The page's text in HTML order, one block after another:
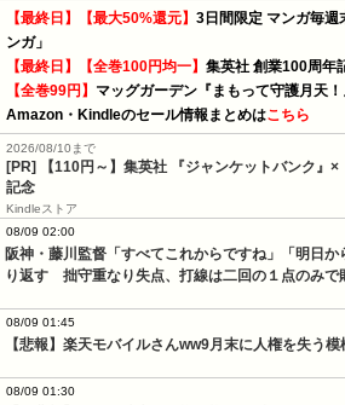
【最終日】【最大50%還元】 3日間限定 マンガ毎週
ンガ」
【最終日】【全巻100円均一】 集英社 創業100周年
【全巻99円】 マッグガーデン『まもって守護月天！
Amazon・Kindleのセール情報まとめはこちら
2026/08/10まで
[PR]
【110円～】集英社 『ジャンケットバンク』
記念
Kindleストア
08/09 02:00
阪神・藤川監督「すべてこれからですね」「明日
り返す　拙守重なり失点、打線は二回の１点のみで
08/09 01:45
【悲報】楽天モバイルさんww9月末に人権を失う
08/09 01:30